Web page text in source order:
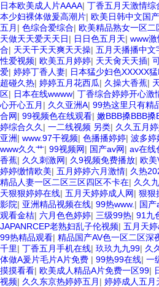
日本欧美成人片AAAA| 丁香五月天激情综
本少妇裸体做爰高潮片| 欧美日韩中文国
五月 | 色综合爱综合| 欧美精品熟女一区二
天做天天爱天天日| 日日色五月天| www激
合| 天天干天天爽天天操| 五月天播播中文
性爱视频| 欧美五月婷婷| 天天肏天天插|
爱| 婷婷丁香人妻| 日本猛少妇色XXXXX猛
超碰久热| 婷婷五月花西瓜| 久操大香蕉|
区| 日本在线wwww| 丁香综合婷婷开心激
心开心五月 | 久久亚洲A| 99热这里只有精
合网| 99视频色在线观看| 嫩BBB搡BBB搡
婷综合久久 | 一二线视频 另类| 久久五月
亚洲| www.97干视频| 色播播婷婷| 波多婷
www久久艹| 99视频网| 国产av网| av在线
香蕉| 久久刺激网| 久9视频免费播放| 欧美
婷婷缴情欧美| 五月婷婷六月激情| 久热
精品人妻一区二区三区四区不卡在| 久久
天狠狠婷婷在线| 五月天婷婷成人网| 狠狠
影院| 亚洲精品视频在线| 99热www. | 国产
观看金桔| 六月色色婷婷| 三级99热| 91九
JAPANRCEP老熟妇乱子伦视频| 五月天婷
99热精品观看| 精品国产AV色一区二区深
千里| 丁香五月手机在线| 玖玖九九99| 久
体做A爰片毛片A片免费 | 99热99在线| 一
摸摸看看| 欧美成人精品A片免费一区99|
视频| 久久东京热婷婷五月 | 婷婷成人五月